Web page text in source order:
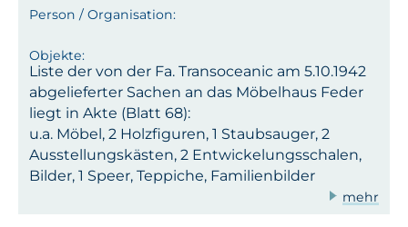
Liste der von der Fa. Transoceanic am 5.10.1942
abgelieferter Sachen an das Möbelhaus Feder
liegt in Akte (Blatt 68):
u.a. Möbel, 2 Holzfiguren, 1 Staubsauger, 2
Ausstellungskästen, 2 Entwickelungsschalen,
Bilder, 1 Speer, Teppiche, Familienbilder
mehr